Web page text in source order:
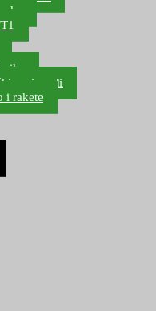
proizvodi
i rakete